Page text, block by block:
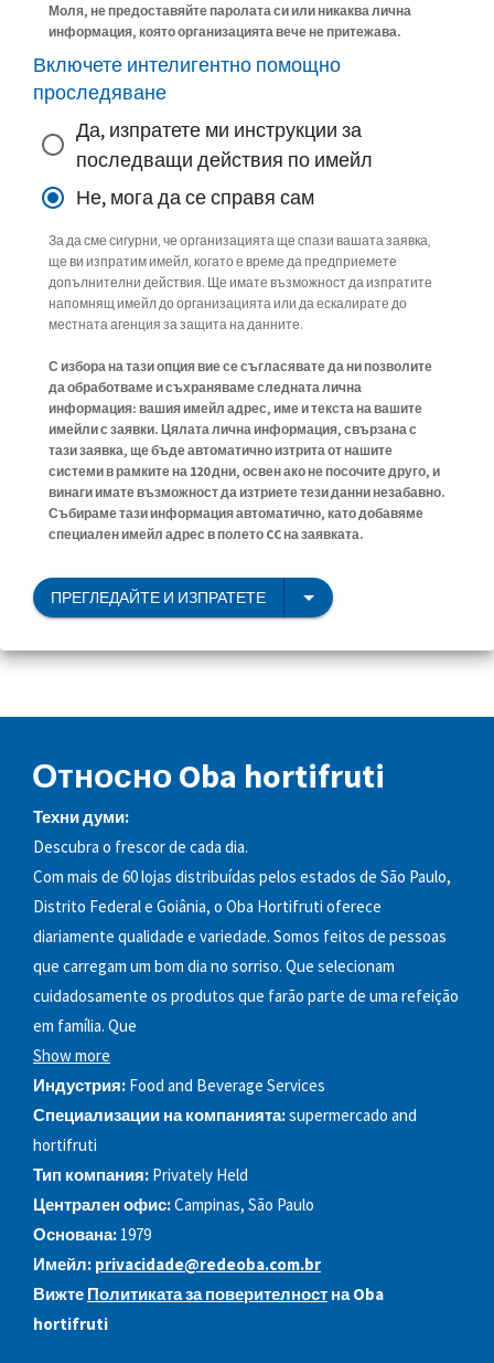
Моля, не предоставяйте паролата си или никаква лична
информация, която организацията вече не притежава.
Включете интелигентно помощно
проследяване
Да, изпратете ми инструкции за
последващи действия по имейл
Не, мога да се справя сам
За да сме сигурни, че организацията ще спази вашата заявка,
ще ви изпратим имейл, когато е време да предприемете
допълнителни действия. Ще имате възможност да изпратите
напомнящ имейл до организацията или да ескалирате до
местната агенция за защита на данните.
С избора на тази опция вие се съгласявате да ни позволите
да обработваме и съхраняваме следната лична
информация: вашия имейл адрес, име и текста на вашите
имейли с заявки. Цялата лична информация, свързана с
тази заявка, ще бъде автоматично изтрита от нашите
системи в рамките на 120 дни, освен ако не посочите друго, и
винаги имате възможност да изтриете тези данни незабавно.
Събираме тази информация автоматично, като добавяме
специален имейл адрес в полето CC на заявката.
ПРЕГЛЕДАЙТЕ И ИЗПРАТЕТЕ
Относно Oba hortifruti
Техни думи:
Descubra o frescor de cada dia.
Com mais de 60 lojas distribuídas pelos estados de São Paulo,
Distrito Federal e Goiânia, o Oba Hortifruti oferece
diariamente qualidade e variedade. Somos feitos de pessoas
que carregam um bom dia no sorriso. Que selecionam
cuidadosamente os produtos que farão parte de uma refeição
em família. Que
Show more
Индустрия: Food and Beverage Services
Специализации на компанията:supermercado and
hortifruti
Тип компания: Privately Held
Централен офис:Campinas, São Paulo
Основана: 1979
Имейл: privacidade@redeoba.com.br
Вижте Политиката за поверителност на Oba
hortifruti